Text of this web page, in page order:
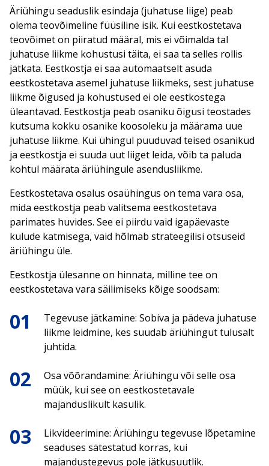
Äriühingu seaduslik esindaja (juhatuse liige) peab
olema teovõimeline füüsiline isik. Kui eestkostetava
teovõimet on piiratud määral, mis ei võimalda tal
juhatuse liikme kohustusi täita, ei saa ta selles rollis
jätkata. Eestkostja ei saa automaatselt asuda
eestkostetava asemel juhatuse liikmeks, sest juhatuse
liikme õigused ja kohustused ei ole eestkostega
üleantavad. Eestkostja peab osaniku õigusi teostades
kutsuma kokku osanike koosoleku ja määrama uue
juhatuse liikme. Kui ühingul puuduvad teised osanikud
ja eestkostja ei suuda uut liiget leida, võib ta paluda
kohtul määrata äriühingule asendusliikme.
Eestkostetava osalus osaühingus on tema vara osa,
mida eestkostja peab valitsema eestkostetava
parimates huvides. See ei piirdu vaid igapäevaste
kulude katmisega, vaid hõlmab strateegilisi otsuseid
äriühingu üle.
Eestkostja ülesanne on hinnata, milline tee on
eestkostetava vara säilimiseks kõige soodsam:
Tegevuse jätkamine: Sobiva ja pädeva juhatuse
liikme leidmine, kes suudab äriühingut tulusalt
juhtida.
Osa võõrandamine: Äriühingu või selle osa
müük, kui see on eestkostetavale
majanduslikult kasulik.
Likvideerimine: Äriühingu tegevuse lõpetamine
seaduses sätestatud korras, kui
majandustegevus pole jätkusuutlik.